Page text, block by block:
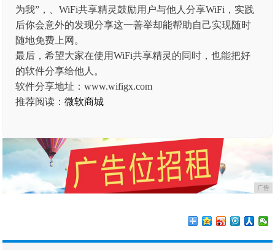
为我”，、WiFi共享精灵鼓励用户与他人分享WiFi，实践
后你会意外的发现分享这一善举却能帮助自己实现随时
随地免费上网。
最后，希望大家在使用WiFi共享精灵的同时，也能把好
的软件分享给他人。
软件分享地址：www.wifigx.com
推荐阅读：微软商城
广告